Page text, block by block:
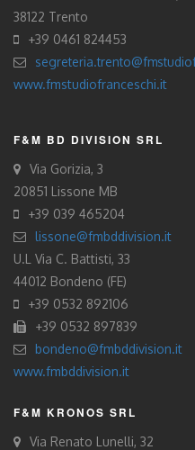
38122 Trento
+39 0461 824453
www.fmstudiofranceschi.it
F&M BD DIVISION SRL
Via Gorizia, 3
20851 Lissone MB
+39 039 465204
lissone@fmbddivision.it
U.L Via C. Battisti, 33
44012 Bondeno (FE)
+39 0532 892106
+39 0532 897839
bondeno@fmbddivision.it
www.fmbddivision.it
F&M KRONOS SRL
Via Renato Lunelli, 32